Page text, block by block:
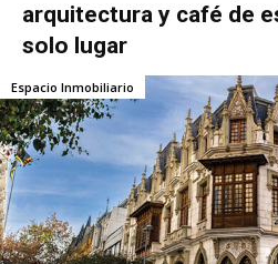
arquitectura y café de
solo lugar
Espacio Inmobiliario